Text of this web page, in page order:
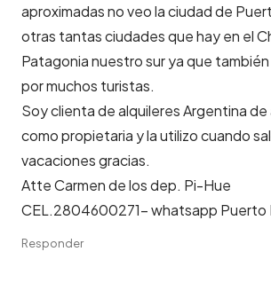
aproximadas no veo la ciudad de
otras tantas ciudades que hay en el
Patagonia nuestro sur ya que
por muchos turistas.
Soy clienta de alquileres Argentina de
como propietaria y la utilizo cuando
vacaciones gracias.
Atte Carmen de los dep. Pi-Hue
CEL.2804600271- whatsapp Puerto
Responder